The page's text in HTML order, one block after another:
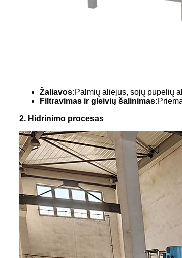
Žaliavos:Palmių aliejus, sojų pupelių
Filtravimas ir gleivių šalinimas:
2. Hidrinimo procesas